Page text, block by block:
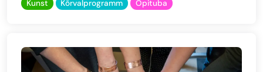
Kunst Kõrvalprogramm Õpituba